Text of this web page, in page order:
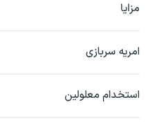
بندرعباس
مزایا
امریه سربازی
استخدام معلولین